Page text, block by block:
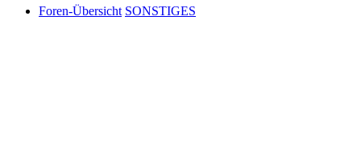
Foren-Übersicht SONSTIGES